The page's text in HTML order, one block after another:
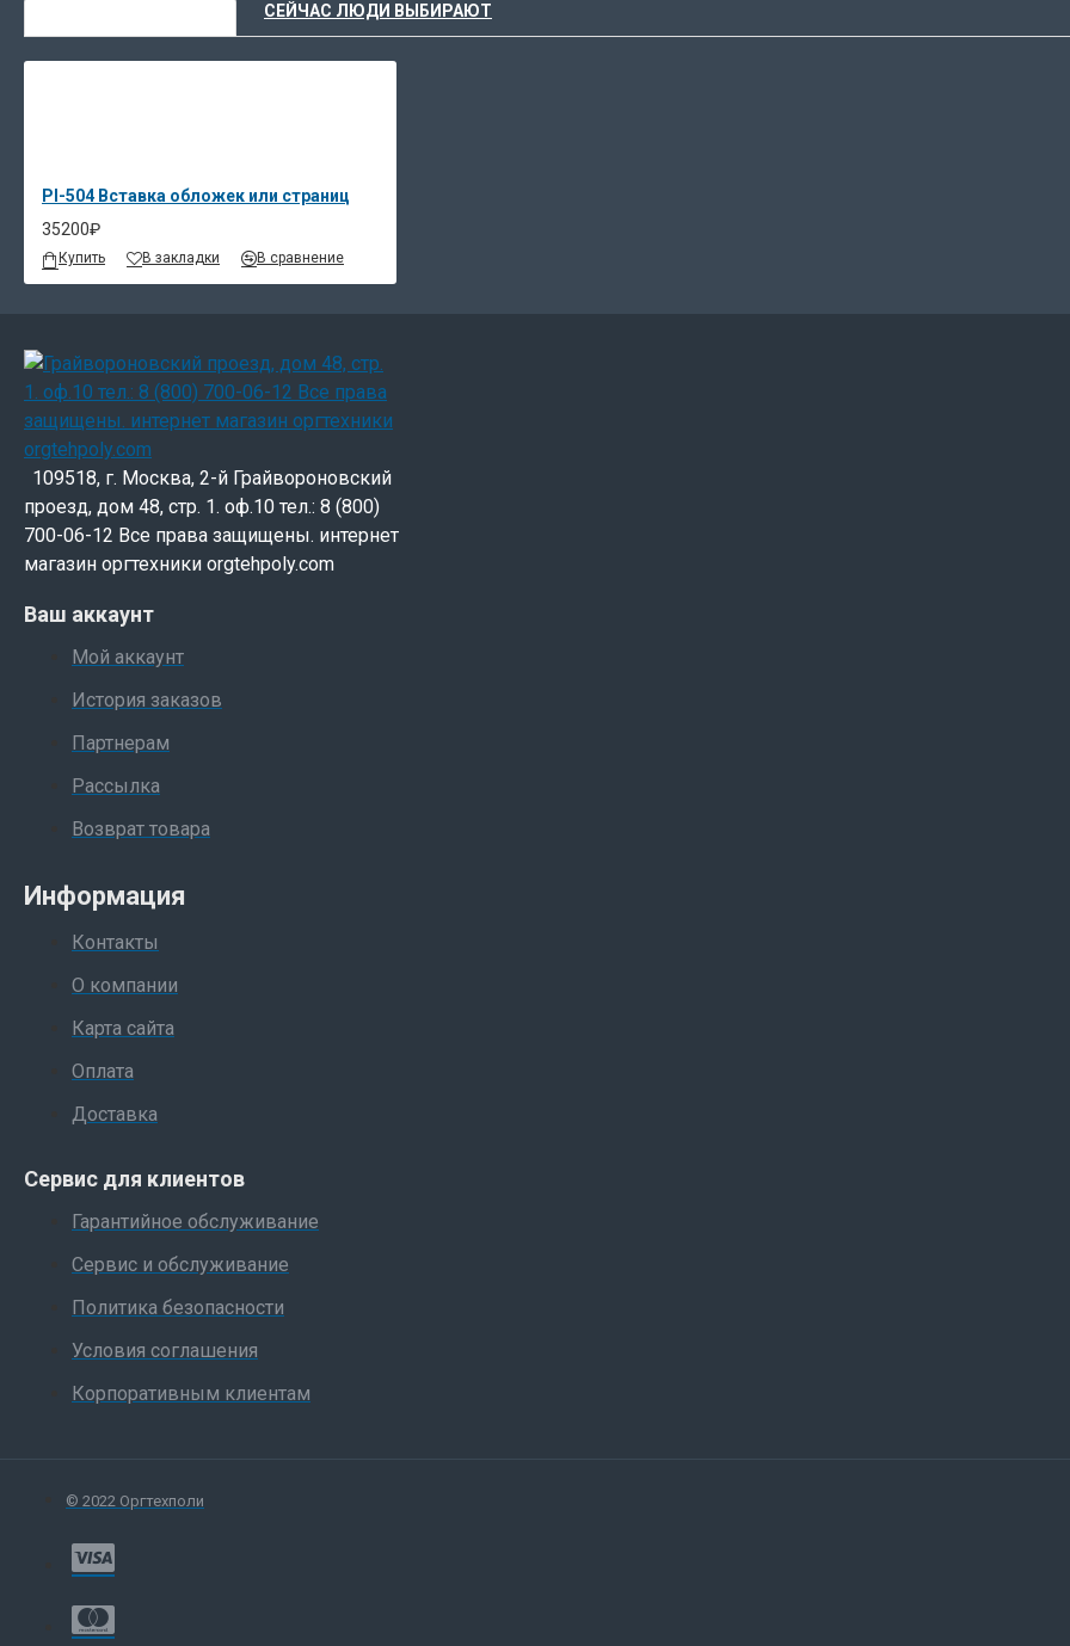
СЕЙЧАС ЛЮДИ ВЫБИРАЮТ
PI-504 Вставка обложек или страниц
35200₽
Купить В закладки В сравнение
109518, г. Москва, 2-й Грайвороновский
проезд, дом 48, стр. 1. оф.10 тел.: 8 (800)
700-06-12 Все права защищены. интернет
магазин оргтехники orgtehpoly.com
Ваш аккаунт
Мой аккаунт
История заказов
Партнерам
Рассылка
Возврат товара
Информация
Контакты
О компании
Карта сайта
Оплата
Доставка
Сервис для клиентов
Гарантийное обслуживание
Сервис и обслуживание
Политика безопасности
Условия соглашения
Корпоративным клиентам
© 2022 Оргтехполи